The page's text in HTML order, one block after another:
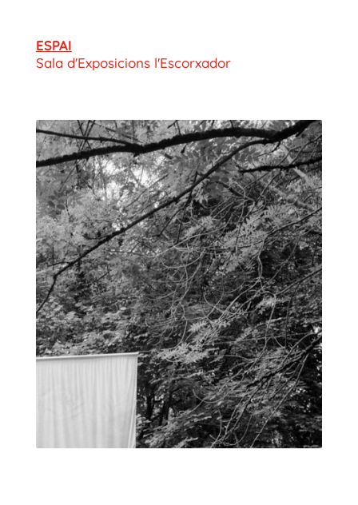
ESPAI
Sala d'Exposicions l'Escorxador